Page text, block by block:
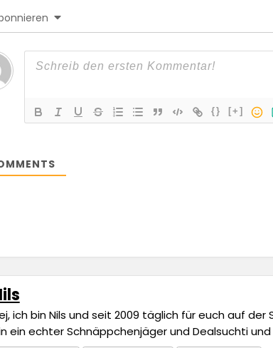
{} [+]
ich bin Nils und seit 2009 täglich für euch auf
ein echter Schnäppchenjäger und Dealsuchti